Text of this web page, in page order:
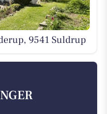
9541 Suldrup